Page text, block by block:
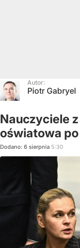
Autor:
Piotr Gabryel
Nauczyciele
oświatowa
Dodano: 6 sierpnia 5:30